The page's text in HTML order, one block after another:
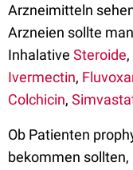
Arzneimitteln
Arzneien sollte
Inhalative Steroide,
Ivermectin,
Colchicin,
Ob Patienten
bekommen sollten,